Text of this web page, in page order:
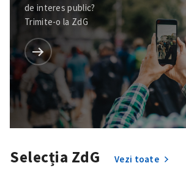
de interes public?
Trimite-o la ZdG
Selecția ZdG Vezi toate